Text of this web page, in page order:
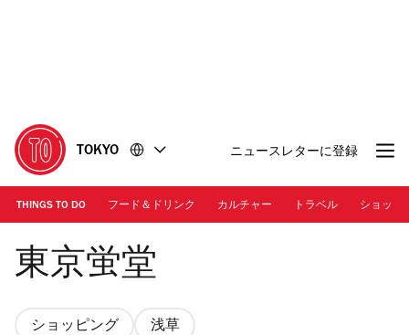
に
移
動
移
動
TOKYO ニュースレターに登録
THINGS TO DO フード＆ドリンク カルチャー トラベル ショッピ
東京蛍堂
東京蛍堂
ショッピング 浅草